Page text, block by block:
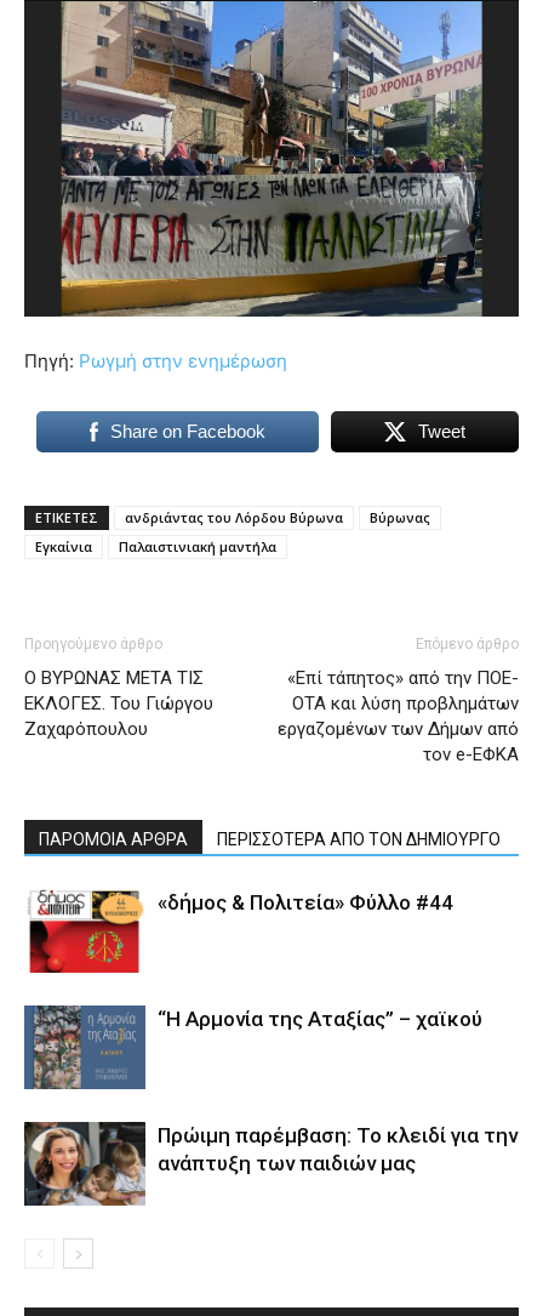
Πηγή: Ρωγμή στην ενημέρωση
Share on Facebook Tweet
ΕΤΙΚΕΤΕΣ ανδριάντας του Λόρδου Βύρωνα
Βύρωνας
Εγκαίνια
Παλαιστινιακή μαντήλα
Προηγούμενο άρθρο
Ο ΒΥΡΩΝΑΣ ΜΕΤΑ ΤΙΣ
ΕΚΛΟΓΕΣ. Του Γιώργου
Ζαχαρόπουλου
Επόμενο άρθρο
«Επί τάπητος» από την ΠΟΕ-
ΟΤΑ και λύση προβλημάτων
εργαζομένων των Δήμων από
τον e-ΕΦΚΑ
ΠΑΡΟΜΟΙΑ ΑΡΘΡΑ ΠΕΡΙΣΣΟΤΕΡΑ ΑΠΟ ΤΟΝ ΔΗΜΙΟΥΡΓΟ
«δήμος & Πολιτεία» Φύλλο #44
“Η Αρμονία της Αταξίας” – χαϊκού
Πρώιμη παρέμβαση: Το κλειδί για την
ανάπτυξη των παιδιών µας